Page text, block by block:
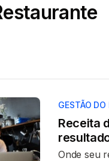
GESTÃO DO
Receita
Onde seu